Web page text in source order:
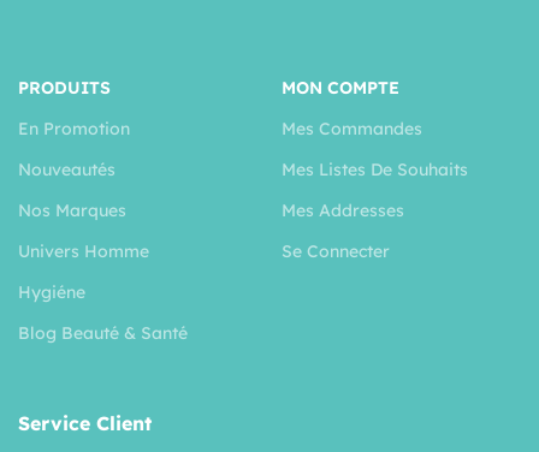
PRODUITS
En Promotion
Nouveautés
Nos Marques
Univers Homme
Hygiéne
Blog Beauté & Santé
MON COMPTE
Mes Commandes
Mes Listes De Souhaits
Mes Addresses
Se Connecter
Service Client